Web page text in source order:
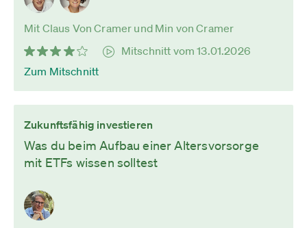
Mit Claus Von Cramer und Min von Cramer
Mitschnitt vom 13.01.2026
Zum Mitschnitt
Zukunftsfähig investieren
Was du beim Aufbau einer Altersvorsorge
mit ETFs wissen solltest